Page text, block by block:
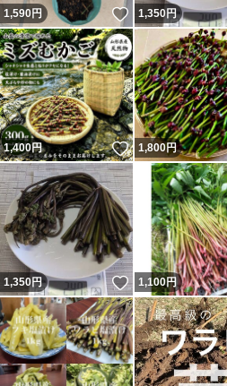
1,590円 いいね！
1,350円
1,400円 いいね！
1,800円
1,350円 いいね！
1,100円